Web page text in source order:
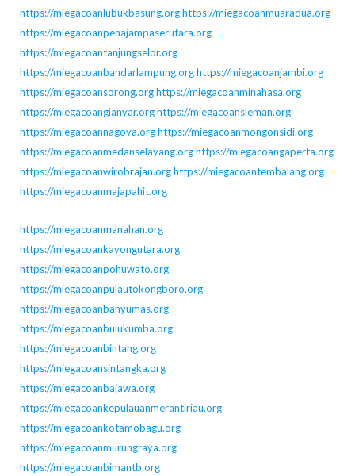
https://miegacoanlubukbasung.orghttps://miegacoanmuaradua.org
https://miegacoanpenajampaserutara.org
https://miegacoantanjungselor.org
https://miegacoanbandarlampung.orghttps://miegacoanjambi.org
https://miegacoansorong.orghttps://miegacoanminahasa.org
https://miegacoangianyar.orghttps://miegacoansleman.org
https://miegacoannagoya.orghttps://miegacoanmongonsidi.org
https://miegacoanmedanselayang.orghttps://miegacoangaperta.org
https://miegacoanwirobrajan.orghttps://miegacoantembalang.org
https://miegacoanmajapahit.org
https://miegacoanmanahan.org
https://miegacoankayongutara.org
https://miegacoanpohuwato.org
https://miegacoanpulautokongboro.org
https://miegacoanbanyumas.org
https://miegacoanbulukumba.org
https://miegacoanbintang.org
https://miegacoansintangka.org
https://miegacoanbajawa.org
https://miegacoankepulauanmerantiriau.org
https://miegacoankotamobagu.org
https://miegacoanmurungraya.org
https://miegacoanbimantb.org